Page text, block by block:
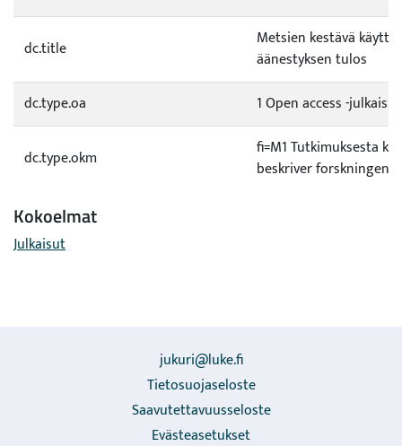
dc.title
Metsien kestävä käyttö
äänestyksen tulos
dc.type.oa
1 Open access -julkaisu
dc.type.okm
fi=M1 Tutkimuksesta
beskriver
Kokoelmat
Julkaisut
jukuri@luke.fi
Tietosuojaseloste
Saavutettavuusseloste
Evästeasetukset